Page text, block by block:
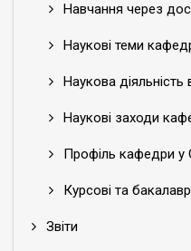
Навчання через
Наукові теми
Наукова
Наукові заходи
Профіль кафедри у
Курсові та
Звіти